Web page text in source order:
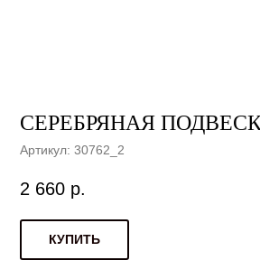
СЕРЕБРЯНАЯ
Артикул: 30762_2
2 660 р.
КУПИТЬ